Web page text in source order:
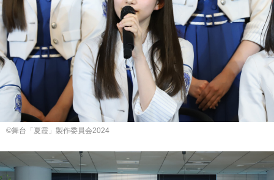
©舞台「夏霞」製作委員会2024